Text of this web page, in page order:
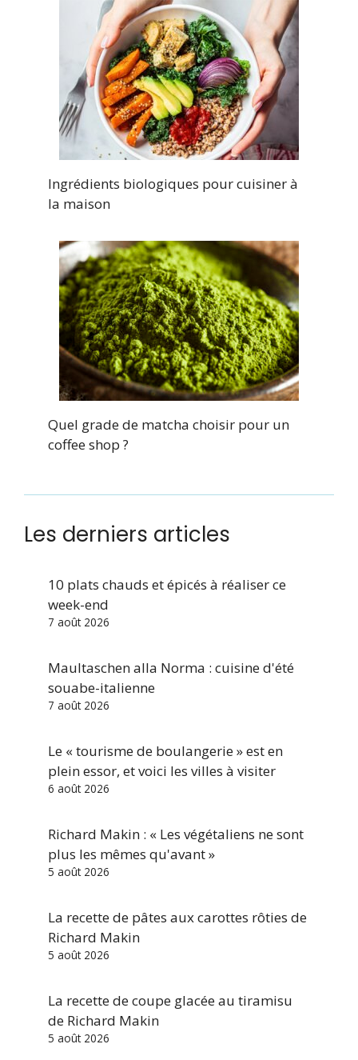
Ingrédients biologiques pour cuisiner à
la maison
Quel grade de matcha choisir pour un
coffee shop ?
Les derniers articles
10 plats chauds et épicés à réaliser ce
week-end
7 août 2026
Maultaschen alla Norma : cuisine d'été
souabe-italienne
7 août 2026
Le « tourisme de boulangerie » est en
plein essor, et voici les villes à visiter
6 août 2026
Richard Makin : « Les végétaliens ne sont
plus les mêmes qu'avant »
5 août 2026
La recette de pâtes aux carottes rôties de
Richard Makin
5 août 2026
La recette de coupe glacée au tiramisu
de Richard Makin
5 août 2026